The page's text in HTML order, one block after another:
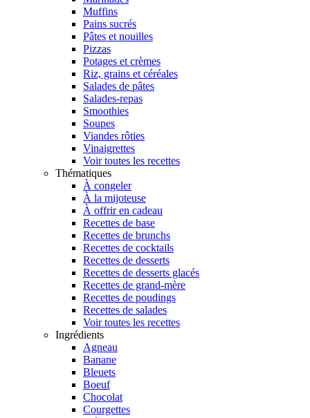
Muffins
Pains sucrés
Pâtes et nouilles
Pizzas
Potages et crèmes
Riz, grains et céréales
Salades de pâtes
Salades-repas
Smoothies
Soupes
Viandes rôties
Vinaigrettes
Voir toutes les recettes
Thématiques
À congeler
À la mijoteuse
À offrir en cadeau
Recettes de base
Recettes de brunchs
Recettes de cocktails
Recettes de desserts
Recettes de desserts glacés
Recettes de grand-mère
Recettes de poudings
Recettes de salades
Voir toutes les recettes
Ingrédients
Agneau
Banane
Bleuets
Boeuf
Chocolat
Courgettes